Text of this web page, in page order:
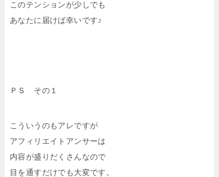
このテンションが少しでも
あなたに届けば幸いです♪
ＰＳ その１
こういうのもアレですが
アフィリエイトアンサーは
内容が盛りだくさんなので
目を通すだけでも大変です。